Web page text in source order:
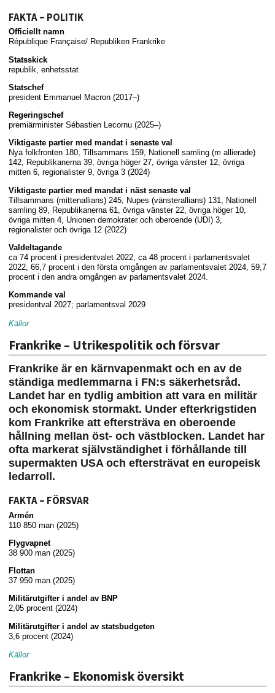
FAKTA – POLITIK
Officiellt namn
République Française/ Republiken Frankrike
Statsskick
republik, enhetsstat
Statschef
president Emmanuel Macron (2017–)
Regeringschef
premiärminister Sébastien Lecornu (2025–)
Viktigaste partier med mandat i senaste val
Nya folkfronten 180, Tillsammans 159, Nationell samling (m allierade)
142, Republikanerna 39, övriga höger 27, övriga vänster 12, övriga
mitten 6, regionalister 9, övriga 3 (2024)
Viktigaste partier med mandat i näst senaste val
Tillsammans (mittenallians) 245, Nupes (vänsterallians) 131, Nationell
samling 89, Republikanerna 61, övriga vänster 22, övriga höger 10,
övriga mitten 4, Unionen demokrater och oberoende (UDI) 3,
regionalister och övriga 12 (2022)
Valdeltagande
ca 74 procent i presidentvalet 2022, ca 48 procent i parlamentsvalet
2022, 66,7 procent i den första omgången av parlamentsvalet 2024, 59,7
procent i den andra omgången av parlamentsvalet 2024.
Kommande val
presidentval 2027; parlamentsval 2029
Källor
Frankrike – Utrikespolitik och försvar
Frankrike är en kärnvapenmakt och en av de
ständiga medlemmarna i FN:s säkerhetsråd.
Landet har en tydlig ambition att vara en militär
och ekonomisk stormakt. Under efterkrigstiden
kom Frankrike att eftersträva en oberoende
hållning mellan öst- och västblocken. Landet har
ofta markerat självständighet i förhållande till
supermakten USA och eftersträvat en europeisk
ledarroll.
FAKTA – FÖRSVAR
Armén
110 850 man (2025)
Flygvapnet
38 900 man (2025)
Flottan
37 950 man (2025)
Militärutgifter i andel av BNP
2,05 procent (2024)
Militärutgifter i andel av statsbudgeten
3,6 procent (2024)
Källor
Frankrike – Ekonomisk översikt